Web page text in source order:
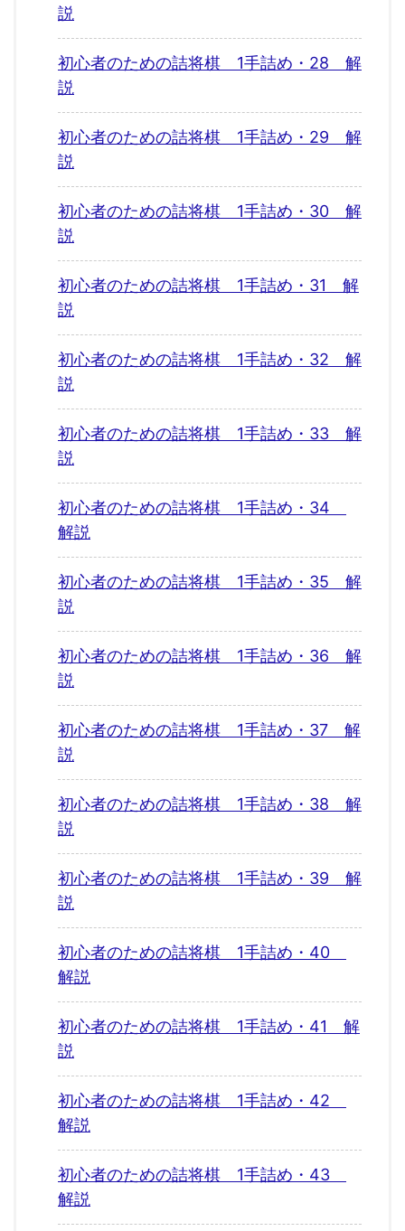
説
初心者のための詰将棋 1手詰め・28 解
説
初心者のための詰将棋 1手詰め・29 解
説
初心者のための詰将棋 1手詰め・30 解
説
初心者のための詰将棋 1手詰め・31 解
説
初心者のための詰将棋 1手詰め・32 解
説
初心者のための詰将棋 1手詰め・33 解
説
初心者のための詰将棋 1手詰め・34
解説
初心者のための詰将棋 1手詰め・35 解
説
初心者のための詰将棋 1手詰め・36 解
説
初心者のための詰将棋 1手詰め・37 解
説
初心者のための詰将棋 1手詰め・38 解
説
初心者のための詰将棋 1手詰め・39 解
説
初心者のための詰将棋 1手詰め・40
解説
初心者のための詰将棋 1手詰め・41 解
説
初心者のための詰将棋 1手詰め・42
解説
初心者のための詰将棋 1手詰め・43
解説